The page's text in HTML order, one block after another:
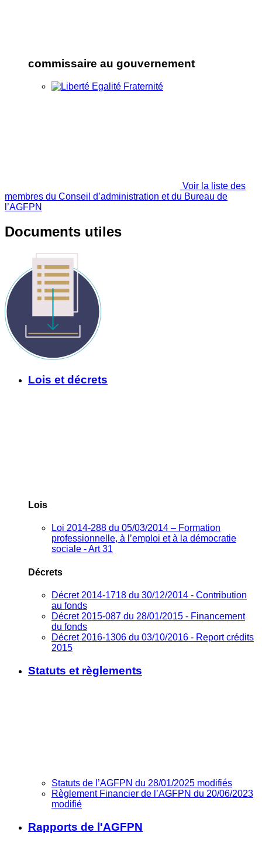
commissaire au gouvernement
Voir la liste des
membres du Conseil d’administration et du Bureau de
l’AGFPN
Documents utiles
Lois et décrets
Lois
Loi 2014-288 du 05/03/2014 – Formation
professionnelle, à l’emploi et à la démocratie
sociale - Art 31
Décrets
Décret 2014-1718 du 30/12/2014 - Contribution
au fonds
Décret 2015-087 du 28/01/2015 - Financement
du fonds
Décret 2016-1306 du 03/10/2016 - Report crédits
2015
Statuts et règlements
Statuts de l’AGFPN du 28/01/2025 modifiés
Règlement Financier de l’AGFPN du 20/06/2023
modifié
Rapports de l'AGFPN